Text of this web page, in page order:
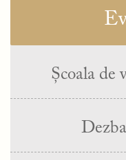
Școala de